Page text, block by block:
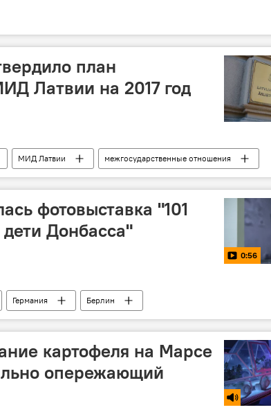
план
Латвии на 2017 год
МИД Латвии межгосударственные отношения
фотовыставка "101
Донбасса"
0:56
Германия Берлин
картофеля на Марсе
опережающий